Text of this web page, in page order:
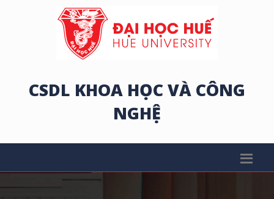
CSDL KHOA HỌC VÀ CÔNG
NGHỆ